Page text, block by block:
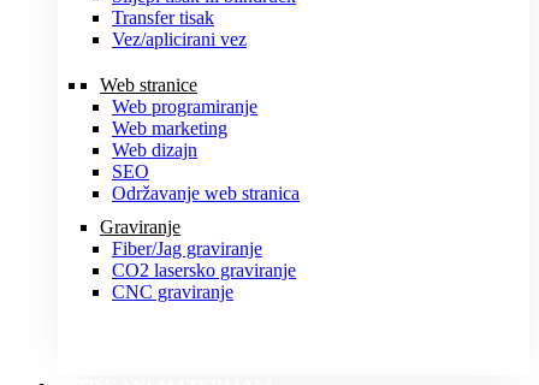
Transfer tisak
Vez/aplicirani vez
Web stranice
Web programiranje
Web marketing
Web dizajn
SEO
Održavanje web stranica
Graviranje
Fiber/Jag graviranje
CO2 lasersko graviranje
CNC graviranje